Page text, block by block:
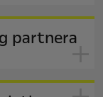
partnera